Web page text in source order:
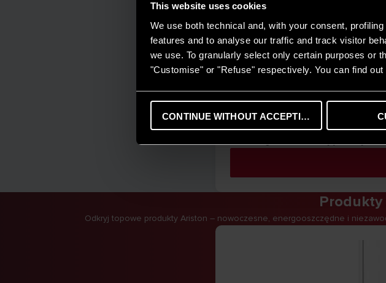
This website uses cookies
We use both technical and, with your consent,
features and to analyse our traffic and track visitor
we use. To granularly select only certain purposes or
"Customise" or "Refuse" respectively. You can find
CONTINUE WITHOUT ACCEPTING
Pompy ciepła
Myślisz o pompie ciepła do swojego
nowoczesnych, efektywnych i
Produkty
Odkryj topowe produkty Ariston – nowoczesne, energooszczędne i